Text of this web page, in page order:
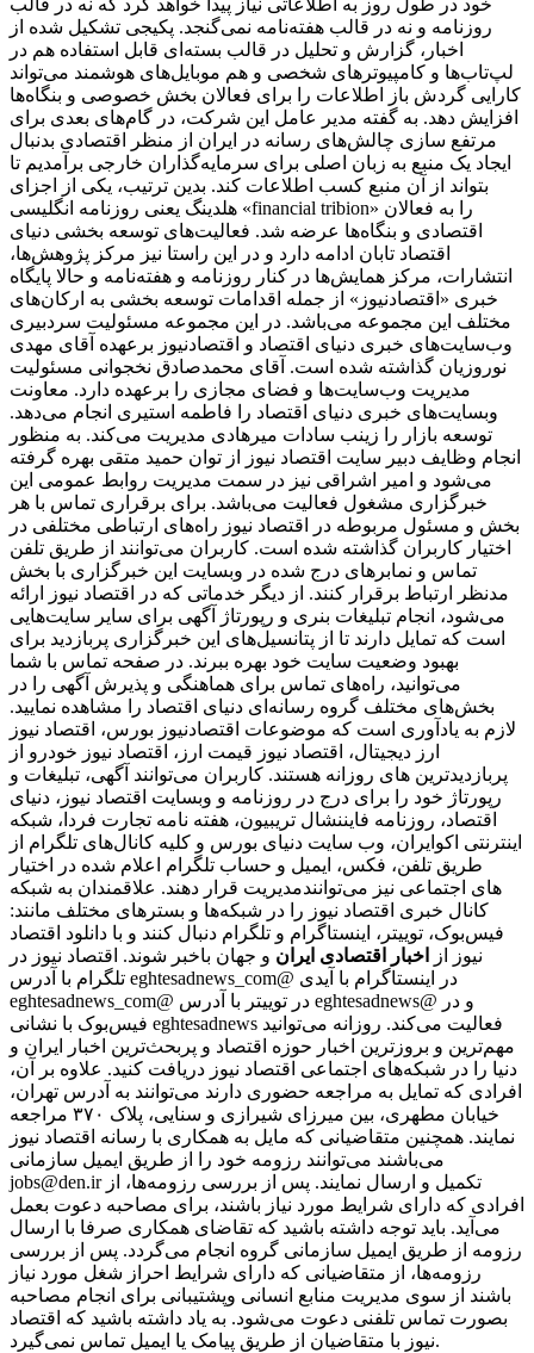
خود در طول روز به اطلاعاتی نیاز پیدا خواهد کرد که نه در قالب
روزنامه و نه در قالب هفته‌نامه نمی‌گنجد. پکیجی تشکیل شده از
اخبار، گزارش و تحلیل در قالب بسته‌ای قابل استفاده هم در
لپ‌تاب‌ها و کامپیوترهای شخصی و هم موبایل‌های هوشمند می‌تواند
کارایی گردش باز اطلاعات را برای فعالان بخش خصوصی و بنگاه‌ها
افزایش دهد. به گفته مدیر عامل این شرکت، در گام‌های بعدی برای
مرتفع سازی چالش‌های رسانه در ایران از منظر اقتصادی بدنبال
ایجاد یک منبع به زبان اصلی برای سرمایه‌گذاران خارجی برآمدیم تا
بتواند از آن منبع کسب اطلاعات کند. بدین ترتیب، یکی از اجزای
هلدینگ یعنی روزنامه انگلیسی «financial tribion» را به فعالان
اقتصادی و بنگاه‌ها عرضه شد. فعالیت‌های توسعه بخشی دنیای
اقتصاد تابان ادامه دارد و در این راستا نیز مرکز پژوهش‌ها،
انتشارات، مرکز همایش‌ها در کنار روزنامه و هفته‌نامه و حالا پایگاه
خبری «اقتصادنیوز» از جمله اقدامات توسعه بخشی به ارکان‌های
مختلف این مجموعه می‌باشد. در این مجموعه مسئولیت سردبیری
وب‌سایت‌های خبری دنیای اقتصاد و اقتصادنیوز برعهده آقای مهدی
نوروزیان گذاشته شده است. آقای محمدصادق نخجوانی مسئولیت
مدیریت وب‌سایت‌ها و فضای مجازی را برعهده دارد. معاونت
وبسایت‌های خبری دنیای اقتصاد را فاطمه استیری انجام می‌دهد.
توسعه بازار را زینب سادات میرهادی مدیریت می‌کند. به منظور
انجام وظایف دبیر سایت اقتصاد نیوز از توان حمید متقی بهره گرفته
می‌شود و امیر اشراقی نیز در سمت مدیریت روابط عمومی این
خبرگزاری مشغول فعالیت می‌باشد. برای برقراری تماس با هر
بخش و مسئول مربوطه در اقتصاد نیوز راه‌های ارتباطی مختلفی در
اختیار کاربران گذاشته شده است. کاربران می‌توانند از طریق تلفن
تماس و نمابرهای درج شده در وبسایت این خبرگزاری با بخش
مدنظر ارتباط برقرار کنند. از دیگر خدماتی که در اقتصاد نیوز ارائه
می‌شود، انجام تبلیغات بنری و رپورتاژ آگهی برای سایر سایت‌هایی
است که تمایل دارند تا از پتانسیل‌های این خبرگزاری پربازدید برای
بهبود وضعیت سایت خود بهره ببرند. در صفحه تماس با شما
می‌توانید، راه‌های تماس برای هماهنگی و پذیرش آگهی را در
بخش‌های مختلف گروه رسانه‌ای دنیای اقتصاد را مشاهده نمایید.
لازم به یادآوری است که موضوعات اقتصادنیوز بورس، اقتصاد نیوز
ارز دیجیتال، اقتصاد نیوز قیمت ارز، اقتصاد نیوز خودرو از
پربازدیدترین های روزانه هستند. کاربران می‌توانند آگهی، تبلیغات و
رپورتاژ خود را برای درج در روزنامه و وبسایت اقتصاد نیوز، دنیای
اقتصاد، روزنامه فایننشال تریبیون، هفته نامه تجارت فردا، شبکه
اینترنتی اکوایران، وب سایت دنیای بورس و کلیه کانال‌های تلگرام از
طریق تلفن، فکس، ایمیل و حساب تلگرام اعلام شده در اختیار
مدیریت قرار دهند. علاقمندان به شبکه‎‌های اجتماعی نیز می‌توانند
کانال خبری اقتصاد نیوز را در شبکه‌ها و بسترهای مختلف مانند:
فیس‌بوک، توییتر، اینستاگرام و تلگرام دنبال کنند و با دانلود اقتصاد
نیوز از
اخبار اقتصادی ایران و جهان باخبر شوند. اقتصاد نیوز در
تلگرام با آدرس eghtesadnews_com@ در اینستاگرام با آیدی
eghtesadnews_com@ در توییتر با آدرس eghtesadnews@ و در
فیس‌بوک با نشانی eghtesadnews فعالیت می‌کند. روزانه می‌توانید
مهم‌ترین و بروزترین اخبار حوزه اقتصاد و پربحث‌ترین اخبار ایران و
دنیا را در شبکه‌های اجتماعی اقتصاد نیوز دریافت کنید. علاوه بر آن،
افرادی که تمایل به مراجعه حضوری دارند می‌توانند به آدرس تهران،
خیابان مطهری، بین میرزای شیرازی و سنایی، پلاک ۳۷۰ مراجعه
نمایند. همچنین متقاضیانی که مایل به همکاری با رسانه‌ اقتصاد نیوز
می‌باشند می‌توانند رزومه خود را از طریق ایمیل سازمانی
jobs@den.ir تکمیل و ارسال نمایند. پس از بررسی رزومه‌ها، از
افرادی که دارای شرایط مورد نیاز باشند، برای مصاحبه دعوت بعمل
می‌آید. باید توجه داشته باشید که تقاضای همکاری صرفا با ارسال
رزومه از طریق ایمیل سازمانی گروه انجام می‌گردد. پس از بررسی
رزومه‌ها، از متقاضیانی که دارای شرایط احراز شغل مورد نیاز
باشند از سوی مدیریت منابع انسانی وپشتیبانی برای انجام مصاحبه
بصورت تماس تلفنی دعوت می‌شود. به یاد داشته باشید که اقتصاد
نیوز با متقاضیان از طریق پیامک یا ایمیل تماس نمی‌گیرد.